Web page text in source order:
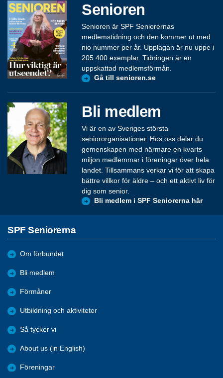
Senioren
Senioren är SPF Seniorernas
medlemstidning och den kommer ut med
nio nummer per år. Upplagan är nu uppe i
205 400 exemplar. Tidningen är en
uppskattad medlemsförmån.
Gå till senioren.se
Bli medlem
Vi är en av Sveriges största
seniororganisationer. Hos oss delar du
gemenskapen med närmare en kvarts
miljon medlemmar i föreningar över hela
landet. Tillsammans verkar vi för att skapa
bättre villkor för äldre – och ett aktivt liv för
dig som senior.
Bli medlem i SPF Seniorerna här
SPF Seniorerna
Om förbundet
Bli medlem
Förmåner
Utbildning och aktiviteter
Så tycker vi
About us (in English)
Föreningar